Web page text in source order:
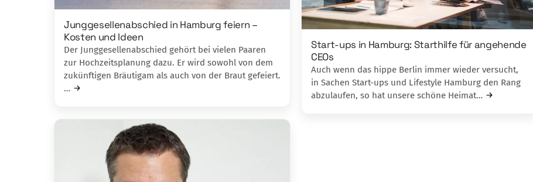
Junggesellenabschied in Hamburg feiern –
Kosten und Ideen
Der Junggesellenabschied gehört bei vielen Paaren
zur Hochzeitsplanung dazu. Er wird sowohl von dem
zukünftigen Bräutigam als auch von der Braut gefeiert.
…
Start-ups in Hamburg: Starthilfe für angehende
CEOs
Auch wenn das hippe Berlin immer wieder versucht,
in Sachen Start-ups und Lifestyle Hamburg den Rang
abzulaufen, so hat unsere schöne Heimat…